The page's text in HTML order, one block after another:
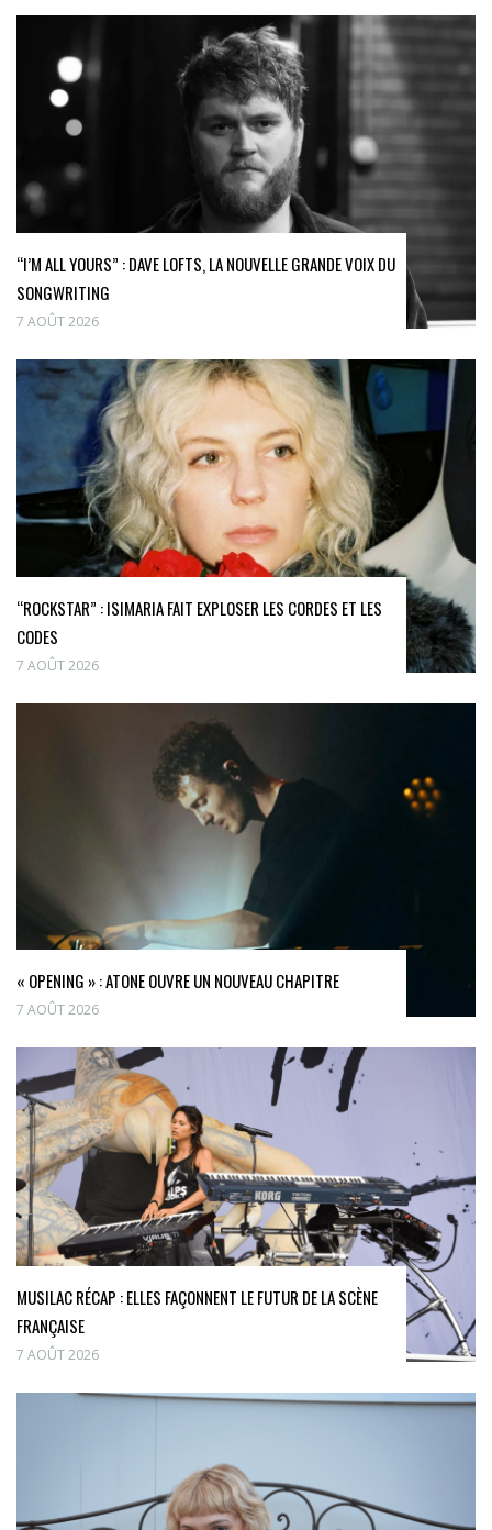
“I’M ALL YOURS” : DAVE LOFTS, LA NOUVELLE GRANDE VOIX DU
SONGWRITING
7 AOÛT 2026
“ROCKSTAR” : ISIMARIA FAIT EXPLOSER LES CORDES ET LES
CODES
7 AOÛT 2026
« OPENING » : ATONE OUVRE UN NOUVEAU CHAPITRE
7 AOÛT 2026
MUSILAC RÉCAP : ELLES FAÇONNENT LE FUTUR DE LA SCÈNE
FRANÇAISE
7 AOÛT 2026